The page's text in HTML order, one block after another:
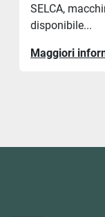
SELCA,
disponibile...
Maggiori